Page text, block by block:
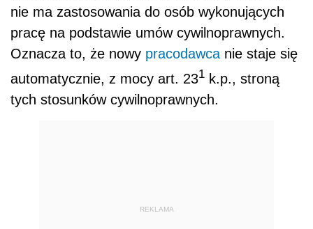
nie ma zastosowania do osób wykonujących
pracę na podstawie umów cywilnoprawnych.
Oznacza to, że nowy pracodawca nie staje się
automatycznie, z mocy art. 231 k.p., stroną
tych stosunków cywilnoprawnych.
REKLAMA